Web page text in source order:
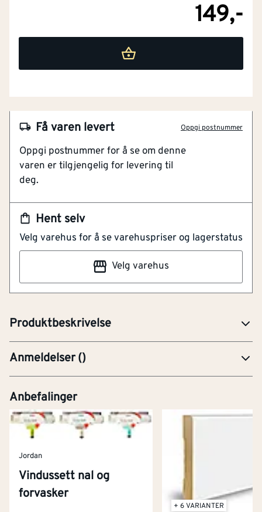
149,-
Hent selv
Velg varehus for å se varehuspriser og lagerstatus
Velg varehus
Få varen levert Oppgi postnummer
Oppgi postnummer for å se om denne
varen er tilgjengelig for levering til
deg.
Produktbeskrivelse
NOBB 23033780
Artikkelnummer
101105734
Motstandsdyktig mot rust
Enkel montering
Vinduslukkere i forskjellige utførelser, lengder og
overflatebehandlinger m/tilhørende konsoller og
haker. Kassestrammere i forskjellige utførelser og
Anmeldelser()
Anbefalinger
Jordan
Vindussett nal og
forvasker
+ 6 VARIANTER